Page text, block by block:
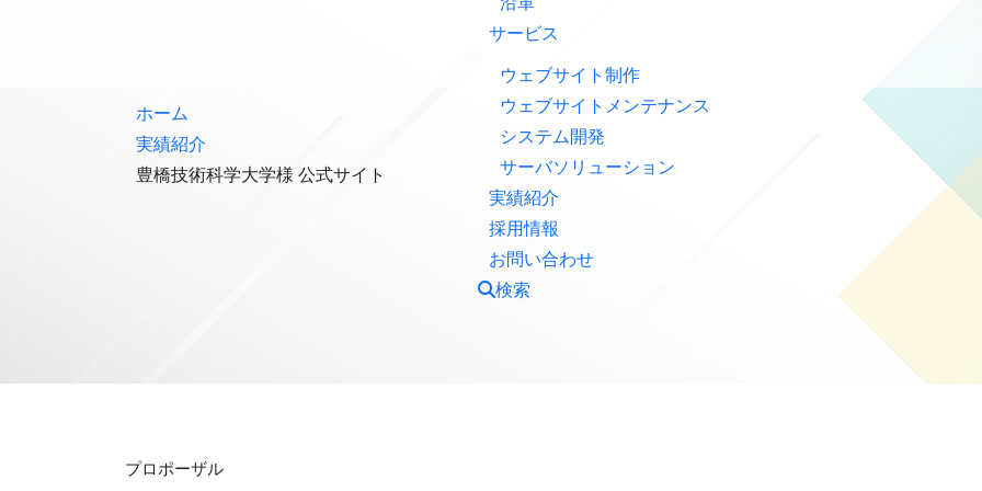
サービス
ウェブサイト制作
ウェブサイトメンテナンス
システム開発
サーバソリューション
実績紹介
採用情報
お問い合わせ
検索
ホーム
実績紹介
豊橋技術科学大学様 公式サイト
プロポーザル